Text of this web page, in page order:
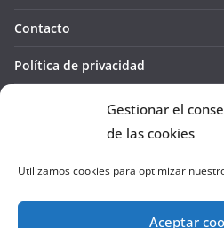
Gestionar el
de las cookies
Utilizamos cookies para optimizar
Aceptar
Contacto
Política de privacidad
Política de cookies (UE)